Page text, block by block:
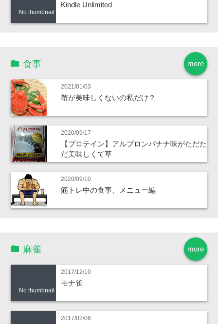
No thumbnail
Kindle Unlimited
more
食事
2021/01/03
蟹が美味しくないの私だけ？
2020/09/17
【プロテイン】アルプロンバナナ味がただた
だ美味しくて草
2020/09/10
筋トレ中の食事、メニュー編
more
麻雀
No thumbnail
2017/12/10
モナ雀
2017/02/06